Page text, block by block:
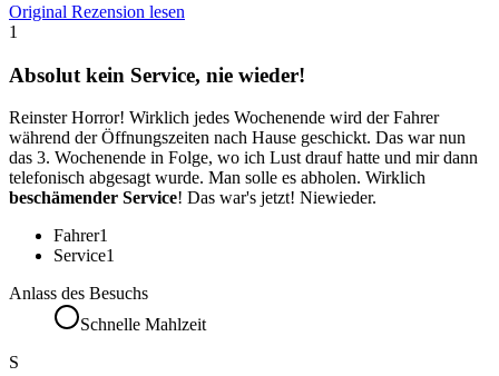
Original Rezension lesen
1
Absolut kein Service, nie wieder!
Reinster Horror! Wirklich jedes Wochenende wird der Fahrer
während der Öffnungszeiten nach Hause geschickt. Das war nun
das 3. Wochenende in Folge, wo ich Lust drauf hatte und mir dann
telefonisch abgesagt wurde. Man solle es abholen. Wirklich
beschämender Service! Das war's jetzt! Niewieder.
Fahrer1
Service1
Anlass des Besuchs
Schnelle Mahlzeit
S